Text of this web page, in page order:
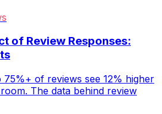
of Review Responses:
of reviews see 12% higher
The data behind review